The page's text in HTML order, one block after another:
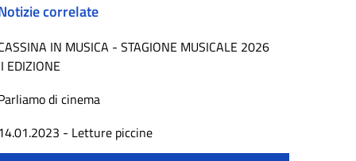
correlate
IN MUSICA - STAGIONE MUSICALE 2026
EDIZIONE
di cinema
14.01.2023 - Letture piccine